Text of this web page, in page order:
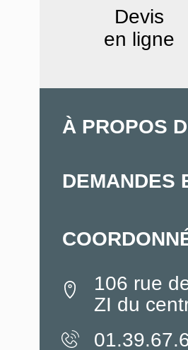
Devis
en ligne
À PROPOS
DEMANDES
106 rue
ZI du